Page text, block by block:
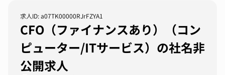
求人ID: a07TK00000RJrFZYA1
CFO（ファイナンスあり）（コン
ピューター/ITサービス）の社名非
公開求人